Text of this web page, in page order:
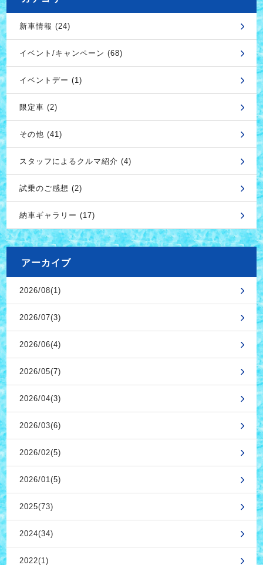
新車情報 (24)
イベント/キャンペーン (68)
イベントデー (1)
限定車 (2)
その他 (41)
スタッフによるクルマ紹介 (4)
試乗のご感想 (2)
納車ギャラリー (17)
アーカイブ
2026/08(1)
2026/07(3)
2026/06(4)
2026/05(7)
2026/04(3)
2026/03(6)
2026/02(5)
2026/01(5)
2025(73)
2024(34)
2022(1)